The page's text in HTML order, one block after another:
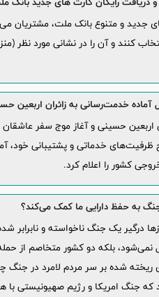
جدید و متنوع بانک ملت، مشتریان می
کنند و آن را در نشانی مورد نظر
خدمت‌رسانی به زائران اربعین
اربعین حسینی و آغاز موج سفر
ظرفیت‌های خدماتی و پشتیبانی خود،
کشور را اعلام کرد.
به حفظ دارایی ما کمک می‌کند؟
درگیر یک جنگ ناخواسته و
نمی‌شود، بلکه دو کشور متخاصم از
شده بر سر مردم لامرد در جنگ
جنگ امریکا و رژیم صهیونیستی با